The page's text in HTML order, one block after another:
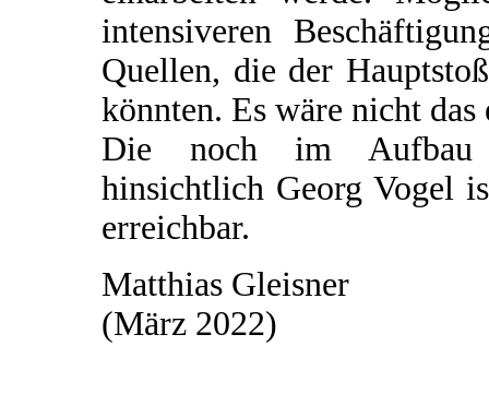
intensiveren
Quellen, die der
könnten. Es wäre nicht
Die noch im Aufbau
hinsichtlich Georg Vogel
erreichbar.
Matthias Gleisner
(März 2022)